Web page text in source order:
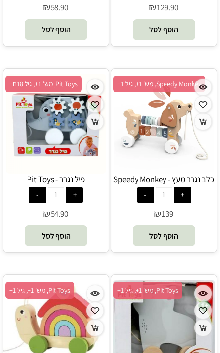
₪129.90
הוסף לסל
₪58.90
הוסף לסל
Speedy Monkey, מש' 1+, גיל 1+
כלב נגרר מעץ - Speedy Monkey
₪139
הוסף לסל
Pit Toys, מש' 1+, גיל 18ח+
פיל נגרר - Pit Toys
₪54.90
הוסף לסל
Pit Toys, מש' 1+, גיל 1+ Pit Toys, מש' 1+, גיל 1+